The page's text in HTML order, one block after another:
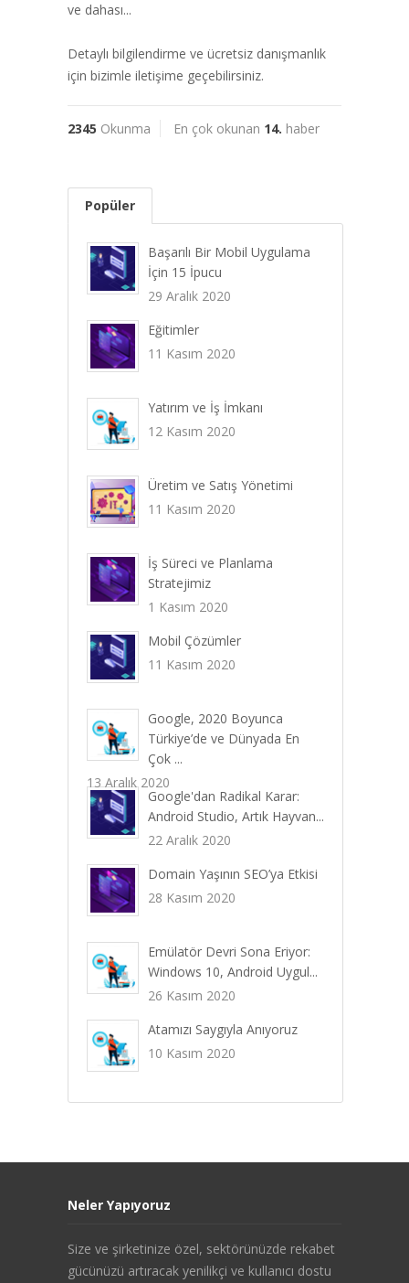
ve dahası...
Detaylı bilgilendirme ve ücretsiz danışmanlık
için bizimle iletişime geçebilirsiniz.
2345 Okunma En çok okunan 14. haber
Popüler
Başarılı Bir Mobil Uygulama
İçin 15 İpucu
29 Aralık 2020
Eğitimler
11 Kasım 2020
Yatırım ve İş İmkanı
12 Kasım 2020
Üretim ve Satış Yönetimi
11 Kasım 2020
İş Süreci ve Planlama
Stratejimiz
1 Kasım 2020
Mobil Çözümler
11 Kasım 2020
Google, 2020 Boyunca
Türkiye’de ve Dünyada En
Çok ...
13 Aralık 2020
Google'dan Radikal Karar:
Android Studio, Artık Hayvan...
22 Aralık 2020
Domain Yaşının SEO’ya Etkisi
28 Kasım 2020
Emülatör Devri Sona Eriyor:
Windows 10, Android Uygul...
26 Kasım 2020
Atamızı Saygıyla Anıyoruz
10 Kasım 2020
Neler Yapıyoruz
Size ve şirketinize özel, sektörünüzde rekabet
gücünüzü artıracak yenilikçi ve kullanıcı dostu